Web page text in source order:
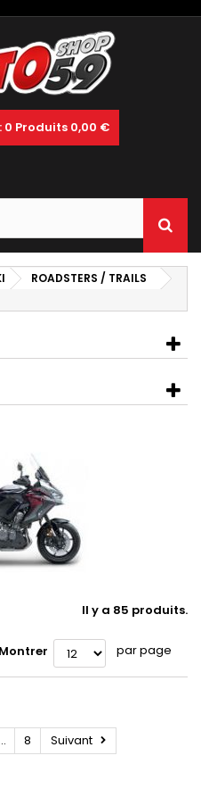
0 Produits 0,00 €
ROADSTERS / TRAILS
Il y a 85 produits.
Montrer par page
... 8 Suivant